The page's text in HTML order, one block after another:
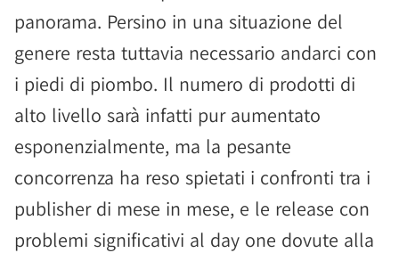
panorama. Persino in una situazione del
genere resta tuttavia necessario andarci con
i piedi di piombo. Il numero di prodotti di
alto livello sarà infatti pur aumentato
esponenzialmente, ma la pesante
concorrenza ha reso spietati i confronti tra i
publisher di mese in mese, e le release con
problemi significativi al day one dovute alla